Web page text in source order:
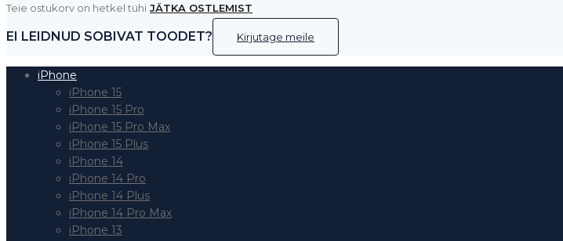
Teie ostukorv on hetkel tühi JÄTKA OSTLEMIST
EI LEIDNUD SOBIVAT TOODET? Kirjutage meile
iPhone
iPhone 15
iPhone 15 Pro
iPhone 15 Pro Max
iPhone 15 Plus
iPhone 14
iPhone 14 Pro
iPhone 14 Plus
iPhone 14 Pro Max
iPhone 13